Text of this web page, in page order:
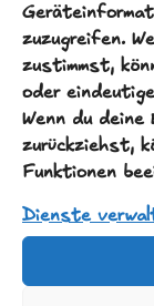
zuzugreifen.
zustimmst,
oder
Wenn du
zurückziehst,
Funktionen
Dienste